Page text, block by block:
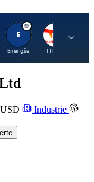
E
Energie
T
TTE.PA
USD
Industrie